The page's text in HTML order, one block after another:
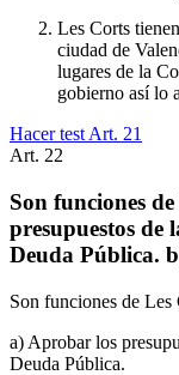
Les Corts
ciudad de
lugares de la
gobierno así lo
Hacer test Art. 21
Art. 22
Son funciones
presupuestos de
Deuda Pública.
Son funciones de Les
a) Aprobar los
Deuda Pública.